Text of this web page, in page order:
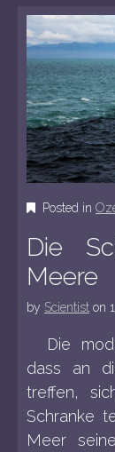
Posted in
Die
Meere
by Scientist on
Die
dass an
treffen,
Schranke
Meer